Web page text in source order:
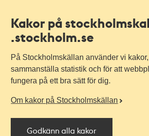
Kakor på
.stockholm.se
På Stockholmskällan använder vi
sammanställa statistik och för att
fungera på ett bra sätt för dig.
Om kakor på Stockholmskällan
Godkänn alla kakor